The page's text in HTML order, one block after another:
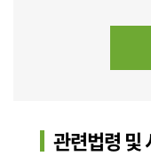
관련법령 및